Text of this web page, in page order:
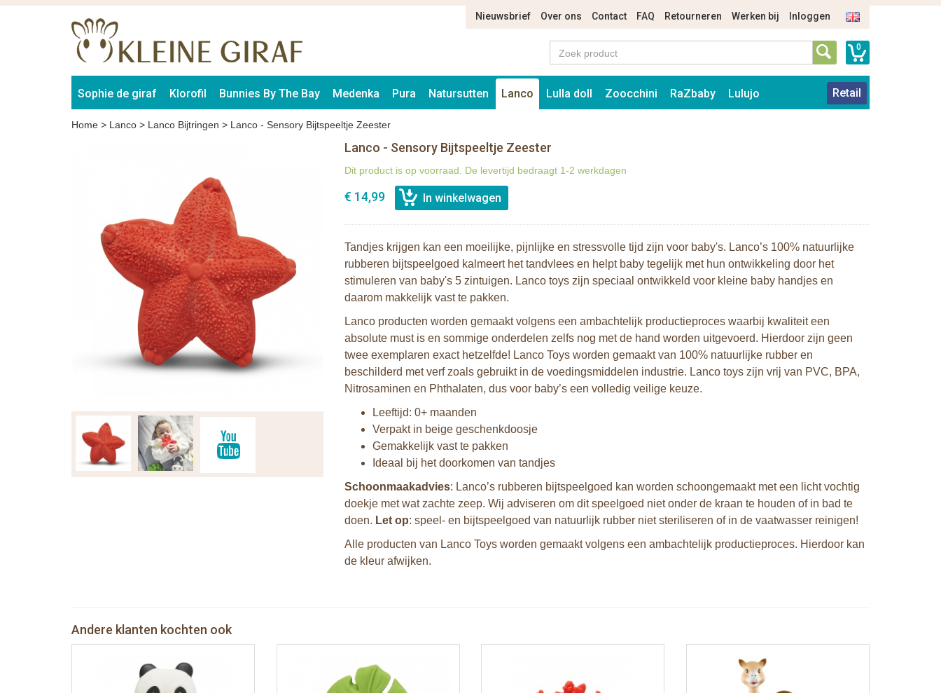
Nieuwsbrief Over ons Contact FAQ Retourneren Werken bij Inloggen
0
Sophie de giraf Klorofil Bunnies By The Bay Medenka Pura Natursutten Lanco Lulla doll Zoocchini RaZbaby Lulujo Retail
Home > Lanco > Lanco Bijtringen > Lanco - Sensory Bijtspeeltje Zeester
Lanco - Sensory Bijtspeeltje Zeester
Dit product is op voorraad. De levertijd bedraagt 1-2 werkdagen
€ 14,99
Tandjes krijgen kan een moeilijke, pijnlijke en stressvolle tijd zijn voor baby's. Lanco’s 100% natuurlijke
rubberen bijtspeelgoed kalmeert het tandvlees en helpt baby tegelijk met hun ontwikkeling door het
stimuleren van baby's 5 zintuigen. Lanco toys zijn speciaal ontwikkeld voor kleine baby handjes en
daarom makkelijk vast te pakken.
Lanco producten worden gemaakt volgens een ambachtelijk productieproces waarbij kwaliteit een
absolute must is en sommige onderdelen zelfs nog met de hand worden uitgevoerd. Hierdoor zijn geen
twee exemplaren exact hetzelfde! Lanco Toys worden gemaakt van 100% natuurlijke rubber en
beschilderd met verf zoals gebruikt in de voedingsmiddelen industrie. Lanco toys zijn vrij van PVC, BPA,
Nitrosaminen en Phthalaten, dus voor baby’s een volledig veilige keuze.
Leeftijd: 0+ maanden
Verpakt in beige geschenkdoosje
Gemakkelijk vast te pakken
Ideaal bij het doorkomen van tandjes
Schoonmaakadvies: Lanco’s rubberen bijtspeelgoed kan worden schoongemaakt met een licht vochtig
doekje met wat zachte zeep. Wij adviseren om dit speelgoed niet onder de kraan te houden of in bad te
doen. Let op: speel- en bijtspeelgoed van natuurlijk rubber niet steriliseren of in de vaatwasser reinigen!
Alle producten van Lanco Toys worden gemaakt volgens een ambachtelijk productieproces. Hierdoor kan
de kleur afwijken.
Andere klanten kochten ook